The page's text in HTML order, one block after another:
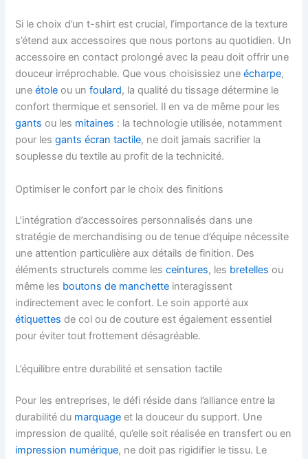
Si le choix d’un t-shirt est crucial, l’importance de la texture
s’étend aux accessoires que nous portons au quotidien. Un
accessoire en contact prolongé avec la peau doit offrir une
douceur irréprochable. Que vous choisissiez uneécharpe,
uneétole ou unfoulard, la qualité du tissage détermine le
confort thermique et sensoriel. Il en va de même pour les
gants ou les mitaines : la technologie utilisée, notamment
pour lesgants écran tactile, ne doit jamais sacrifier la
souplesse du textile au profit de la technicité.
Optimiser le confort par le choix des finitions
L’intégration d’accessoires personnalisés dans une
stratégie de merchandising ou de tenue d’équipe nécessite
une attention particulière aux détails de finition. Des
éléments structurels comme lesceintures, les bretelles ou
même les boutons de manchette interagissent
indirectement avec le confort. Le soin apporté aux
étiquettes de col ou de couture est également essentiel
pour éviter tout frottement désagréable.
L’équilibre entre durabilité et sensation tactile
Pour les entreprises, le défi réside dans l’alliance entre la
durabilité du marquage et la douceur du support. Une
impression de qualité, qu’elle soit réalisée en transfert ou en
impression numérique, ne doit pas rigidifier le tissu. Le